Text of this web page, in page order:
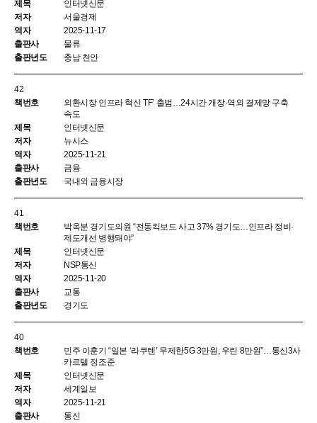
인터넷신문
서울경제
2025-11-17
물류
충남 천안
42
외환시장 인프라 혁신 TF’ 출범…24시간 개장·역외 결제망 구축
속도
인터넷신문
뉴시스
2025-11-21
금융
국내외 금융시장
41
박옥분 경기도의원 “전동킥보드 사고 37% 경기도…인프라 정비·
제도개선 병행돼야”
인터넷신문
NSP통신
2025-11-20
교통
경기도
40
민주 이훈기 “일본 ‘라쿠텐’ 무제한5G 3만원, 우린 8만원”…통신3사
카르텔 정조준
인터넷신문
세계일보
2025-11-21
통신